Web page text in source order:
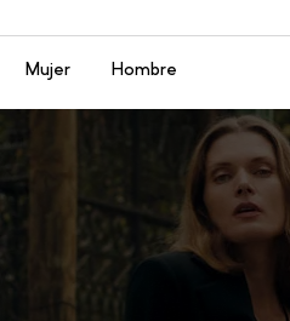
Menú
Mujer Hombre